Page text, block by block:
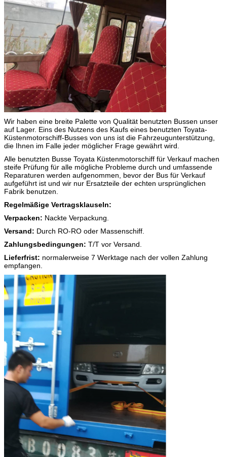
Wir haben eine breite Palette von Qualität benutzten Bussen unser
auf Lager. Eins des Nutzens des Kaufs eines benutzten Toyata-
Küstenmotorschiff-Busses von uns ist die Fahrzeugunterstützung,
die Ihnen im Falle jeder möglicher Frage gewährt wird.
Alle benutzten Busse Toyata Küstenmotorschiff für Verkauf machen
steife Prüfung für alle mögliche Probleme durch und umfassende
Reparaturen werden aufgenommen, bevor der Bus für Verkauf
aufgeführt ist und wir nur Ersatzteile der echten ursprünglichen
Fabrik benutzen.
Regelmäßige Vertragsklauseln:
Verpacken: Nackte Verpackung.
Versand: Durch RO-RO oder Massenschiff.
Zahlungsbedingungen: T/T vor Versand.
Lieferfrist: normalerweise 7 Werktage nach der vollen Zahlung
empfangen.